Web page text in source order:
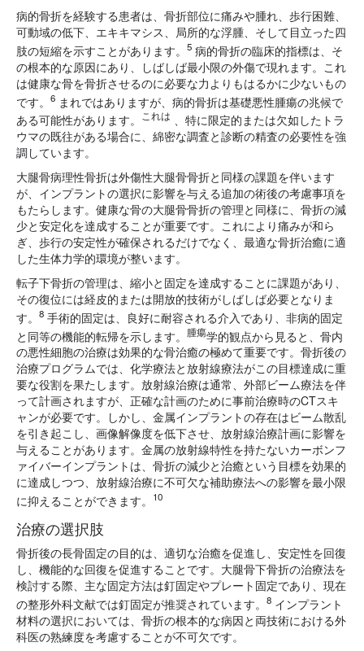
病的骨折を経験する患者は、骨折部位に痛みや腫れ、歩行困難、
可動域の低下、エキキマシス、局所的な浮腫、そして目立った四
肢の短縮を示すことがあります。
5 病的骨折の臨床的指標は、そ
の根本的な原因にあり、しばしば最小限の外傷で現れます。これ
は健康な骨を骨折させるのに必要な力よりもはるかに少ないもの
です。
6 まれではありますが、病的骨折は基礎悪性腫瘍の兆候で
ある可能性があります。
これは
、特に限定的または欠如したトラ
ウマの既往がある場合に、綿密な調査と診断の精査の必要性を強
調しています。
大腿骨病理性骨折は外傷性大腿骨骨折と同様の課題を伴います
が、インプラントの選択に影響を与える追加の術後の考慮事項を
もたらします。健康な骨の大腿骨骨折の管理と同様に、骨折の減
少と安定化を達成することが重要です。これにより痛みが和ら
ぎ、歩行の安定性が確保されるだけでなく、最適な骨折治癒に適
した生体力学的環境が整います。
転子下骨折の管理は、縮小と固定を達成することに課題があり、
その復位には経皮的または開放的技術がしばしば必要となりま
す。
8 手術的固定は、良好に耐容される介入であり、非病的固定
と同等の機能的転帰を示します。
腫瘍学的観点から見ると、骨内
の悪性細胞の治療は効果的な骨治癒の極めて重要です。骨折後の
治療プログラムでは、化学療法と放射線療法がこの目標達成に重
要な役割を果たします。放射線治療は通常、外部ビーム療法を伴
って計画されますが、正確な計画のために事前治療時のCTスキ
ャンが必要です。しかし、金属インプラントの存在はビーム散乱
を引き起こし、画像解像度を低下させ、放射線治療計画に影響を
与えることがあります。金属の放射線特性を持たないカーボンフ
ァイバーインプラントは、骨折の減少と治癒という目標を効果的
に達成しつつ、放射線治療に不可欠な補助療法への影響を最小限
に抑えることができます。 10
治療の選択肢
骨折後の長骨固定の目的は、適切な治癒を促進し、安定性を回復
し、機能的な回復を促進することです。大腿骨下骨折の治療法を
検討する際、主な固定方法は釘固定やプレート固定であり、現在
の整形外科文献では釘固定が推奨されています。
8 インプラント
材料の選択においては、骨折の根本的な病因と両技術における外
科医の熟練度を考慮することが不可欠です。